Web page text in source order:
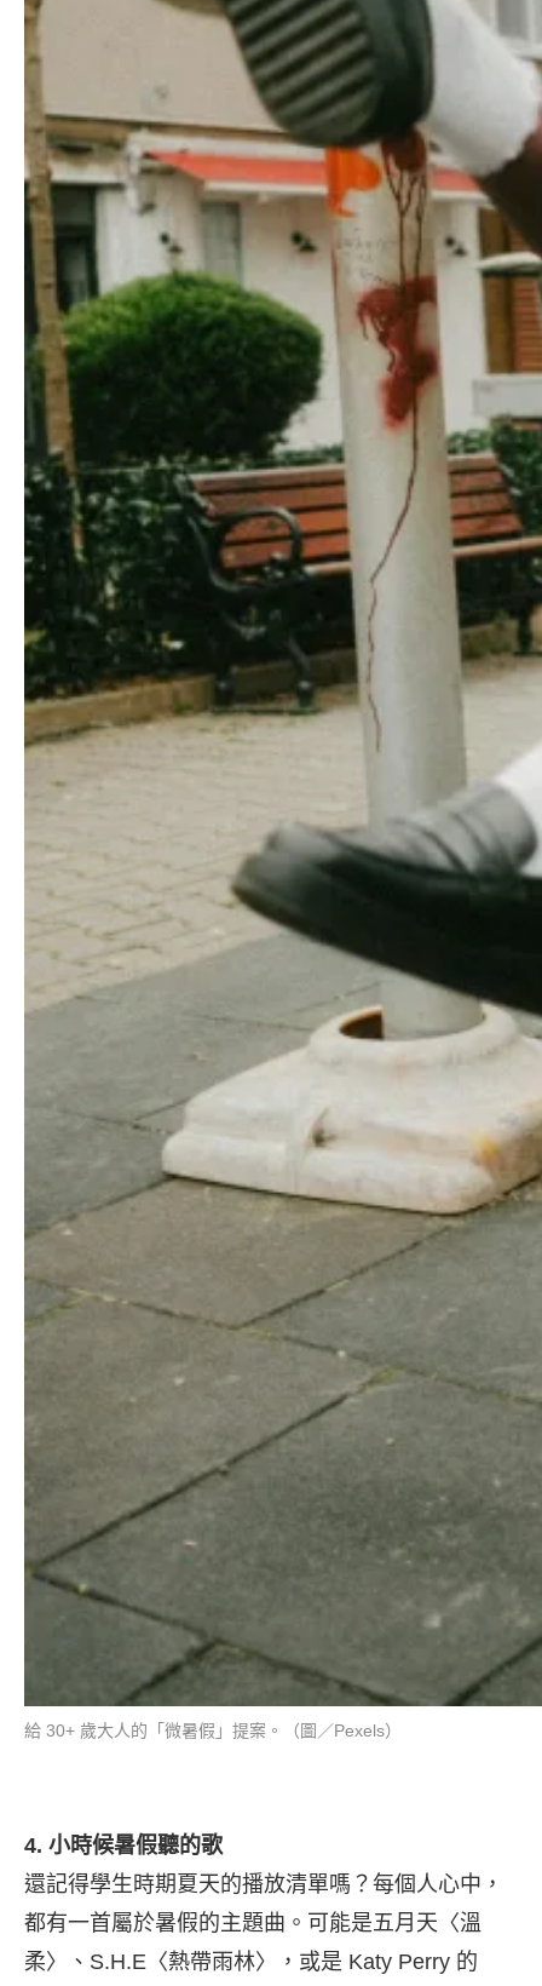
給 30+ 歲大人的「微暑假」提案。（圖／Pexels）
4. 小時候暑假聽的歌
還記得學生時期夏天的播放清單嗎？每個人心中，
都有一首屬於暑假的主題曲。可能是五月天〈溫
柔〉、S.H.E〈熱帶雨林〉，或是 Katy Perry 的